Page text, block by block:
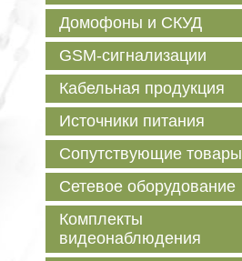
Домофоны и СКУД
GSM-сигнализации
Кабельная продукция
Источники питания
Сопутствующие товары
Сетевое оборудование
Комплекты
видеонаблюдения